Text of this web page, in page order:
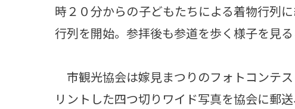
時２０分からの子どもたちによる着物行列
行列を開始。参拝後も参道を歩く様子を見る
市観光協会は嫁見まつりのフォトコンテ
リントした四つ切りワイド写真を協会に郵